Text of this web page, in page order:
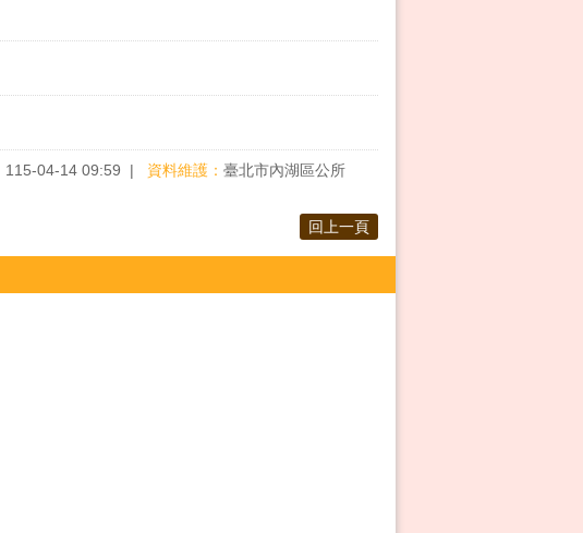
115-04-14 09:59 資料維護： 臺北市內湖區公所
回上一頁